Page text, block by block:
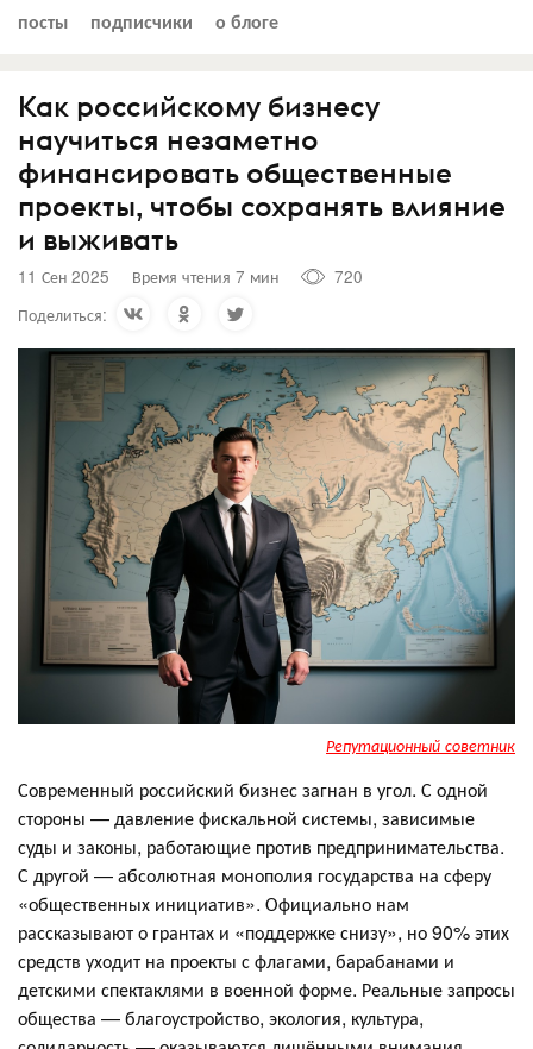
посты подписчики о блоге
Как российскому бизнесу
научиться незаметно
финансировать общественные
проекты, чтобы сохранять влияние
и выживать
11 Сен 2025 Время чтения 7 мин
720
Поделиться:
Репутационный советник
Современный российский бизнес загнан в угол. С одной
стороны — давление фискальной системы, зависимые
суды и законы, работающие против предпринимательства.
С другой — абсолютная монополия государства на сферу
«общественных инициатив». Официально нам
рассказывают о грантах и «поддержке снизу», но 90% этих
средств уходит на проекты с флагами, барабанами и
детскими спектаклями в военной форме. Реальные запросы
общества — благоустройство, экология, культура,